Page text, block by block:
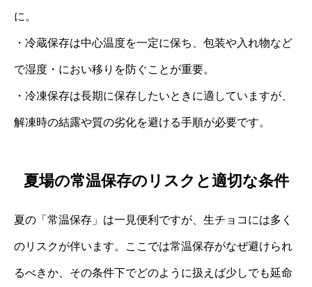
に。
・冷蔵保存は中心温度を一定に保ち、包装や入れ物など
で湿度・におい移りを防ぐことが重要。
・冷凍保存は長期に保存したいときに適していますが、
解凍時の結露や質の劣化を避ける手順が必要です。
夏場の常温保存のリスクと適切な条件
夏の「常温保存」は一見便利ですが、生チョコには多く
のリスクが伴います。ここでは常温保存がなぜ避けられ
るべきか、その条件下でどのように扱えば少しでも延命